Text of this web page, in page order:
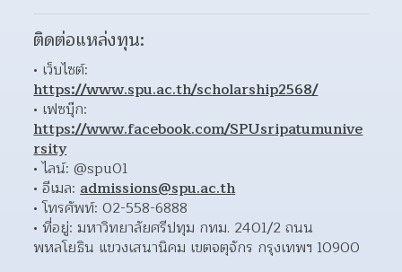
ติดต่อแหล่งทุน:
https://www.spu.ac.th/scholarship2568/
https://www.facebook.com/SPUsripatumunive
rsity
ไลน์: @spu01
อีเมล: admissions@spu.ac.th
โทรศัพท์: 02-558-6888
ที่อยู่: มหาวิทยาลัยศรีปทุม กทม. 2401/2 ถนน
พหลโยธิน แขวงเสนานิคม เขตจตุจักร กรุงเทพฯ 10900